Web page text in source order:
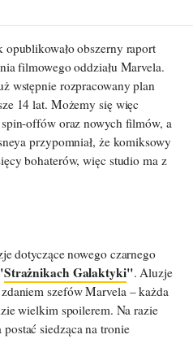
opublikowało obszerny raport
filmowego oddziału Marvela.
wstępnie rozpracowany plan
14 lat. Możemy się więc
offów oraz nowych filmów, a
przypomniał, że komiksowy
bohaterów, więc studio ma z
dotyczące nowego czarnego
Strażnikach Galaktyki". Aluzje
szefów Marvela – każda
wielkim spoilerem. Na razie
siedząca na tronie